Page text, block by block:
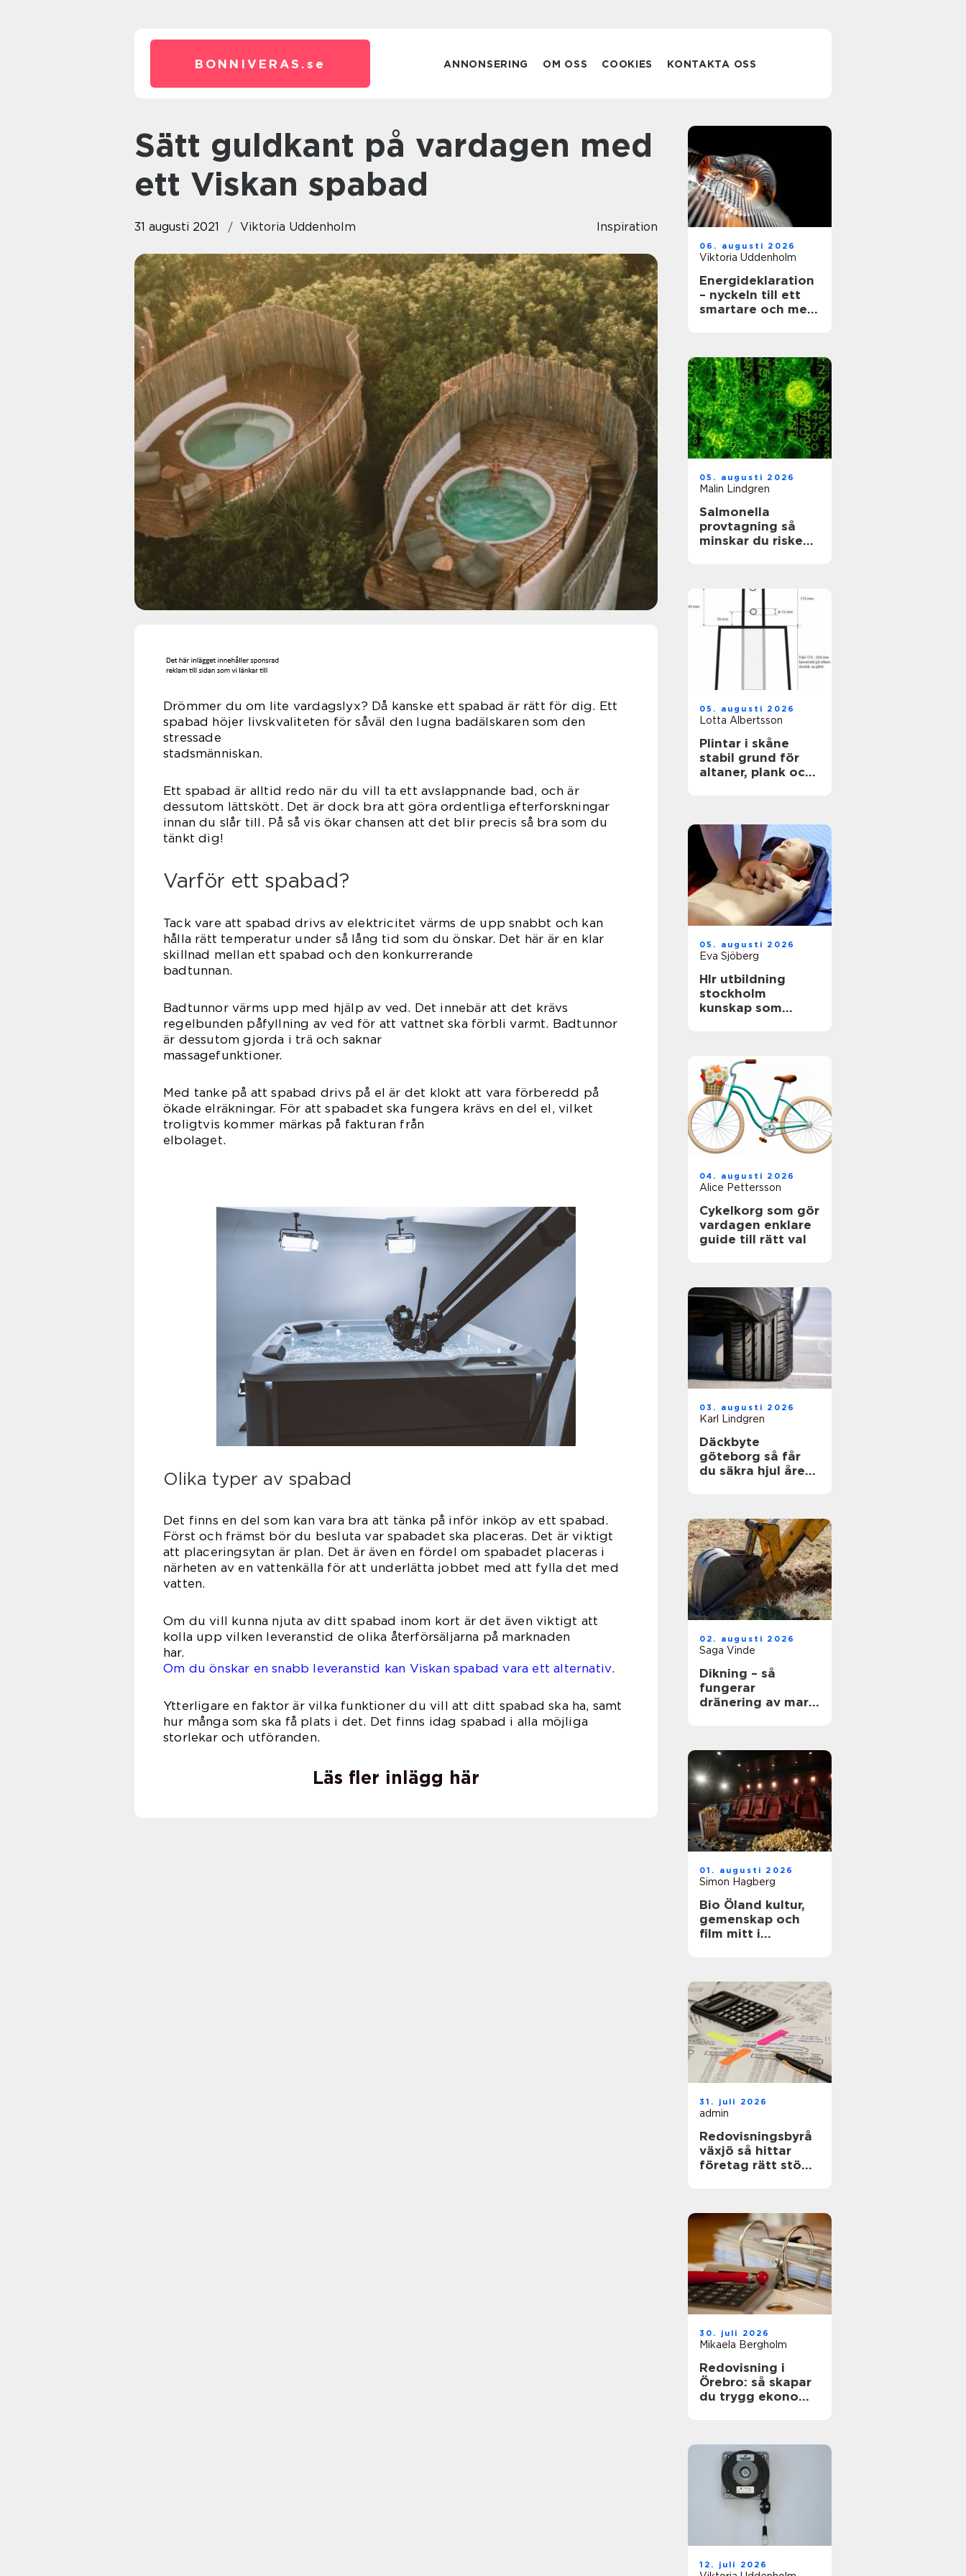
BONNIVERAS. se ANNONSERING OM OSS COOKIES KONTAKTA OSS
Sätt guldkant på vardagen med
ett Viskan spabad
31 augusti 2021 Viktoria Uddenholm Inspiration
Drömmer du om lite vardagslyx? Då kanske ett spabad är rätt för dig. Ett
spabad höjer livskvaliteten för såväl den lugna badälskaren som den
stressade
stadsmänniskan.
Ett spabad är alltid redo när du vill ta ett avslappnande bad, och är
dessutom lättskött. Det är dock bra att göra ordentliga efterforskningar
innan du slår till. På så vis ökar chansen att det blir precis så bra som du
tänkt dig!
Varför ett spabad?
Tack vare att spabad drivs av elektricitet värms de upp snabbt och kan
hålla rätt temperatur under så lång tid som du önskar. Det här är en klar
skillnad mellan ett spabad och den konkurrerande
badtunnan.
Badtunnor värms upp med hjälp av ved. Det innebär att det krävs
regelbunden påfyllning av ved för att vattnet ska förbli varmt. Badtunnor
är dessutom gjorda i trä och saknar
massagefunktioner.
Med tanke på att spabad drivs på el är det klokt att vara förberedd på
ökade elräkningar. För att spabadet ska fungera krävs en del el, vilket
troligtvis kommer märkas på fakturan från
elbolaget.
Olika typer av spabad
Det finns en del som kan vara bra att tänka på inför inköp av ett spabad.
Först och främst bör du besluta var spabadet ska placeras. Det är viktigt
att placeringsytan är plan. Det är även en fördel om spabadet placeras i
närheten av en vattenkälla för att underlätta jobbet med att fylla det med
vatten.
Om du vill kunna njuta av ditt spabad inom kort är det även viktigt att
kolla upp vilken leveranstid de olika återförsäljarna på marknaden
har.
Om du önskar en snabb leveranstid kan Viskan spabad vara ett alternativ.
Ytterligare en faktor är vilka funktioner du vill att ditt spabad ska ha, samt
hur många som ska få plats i det. Det finns idag spabad i alla möjliga
storlekar och utföranden.
Läs fler inlägg här
06. augusti 2026
Viktoria Uddenholm
Energideklaration
– nyckeln till ett
smartare och mer
05. augusti 2026
Malin Lindgren
Salmonella
provtagning så
minskar du risken
05. augusti 2026
Lotta Albertsson
Plintar i skåne
stabil grund för
altaner, plank och
05. augusti 2026
Eva Sjöberg
Hlr utbildning
stockholm
kunskap som
04. augusti 2026
Alice Pettersson
Cykelkorg som gör
vardagen enklare
guide till rätt val
03. augusti 2026
Karl Lindgren
Däckbyte
göteborg så får
du säkra hjul året
02. augusti 2026
Saga Vinde
Dikning – så
fungerar
dränering av mark
01. augusti 2026
Simon Hagberg
Bio Öland kultur,
gemenskap och
film mitt i
31. juli 2026
admin
Redovisningsbyrå
växjö så hittar
företag rätt stöd i
30. juli 2026
Mikaela Bergholm
Redovisning i
Örebro: så skapar
du trygg ekonomi
12. juli 2026